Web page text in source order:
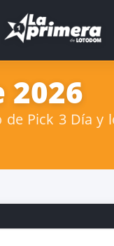
2026
Pick 3 Día y